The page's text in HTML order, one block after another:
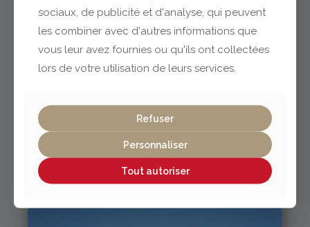
04 73 42 18 38
lexpo@gabriel-sa.fr
Vichy / Cusset
04 70 97 56 39
cusset@gabriel-sa.fr
sociaux, de publicité et d'analyse, qui peuvent
les combiner avec d'autres informations que
vous leur avez fournies ou qu'ils ont collectées
lors de votre utilisation de leurs services.
Refuser
Personnaliser
Tout autoriser